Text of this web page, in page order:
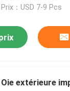
de combat
combat
Prix：USD 7-9 Pcs
Oie extérieure